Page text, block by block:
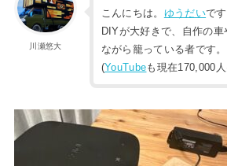
川瀬悠大
こんにちは。 ゆうだいです
DIYが大好きで、自作の
ながら籠っている者です。
(YouTubeも現在170,000人